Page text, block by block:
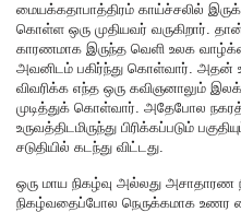
மையக்கதாபாத்திரம் காய்ச்சலில்
கொள்ள ஒரு முதியவர் வருகிறார்.
காரணமாக இருந்த வெளி உலக
அவனிடம் பகிர்ந்து கொள்வார். அதன்
விவரிக்க எந்த ஒரு கவிஞனாலும்
முடித்துக் கொள்வார். அதேபோல
உருவத்திடமிருந்து பிரிக்கப்படும்
சடுதியில் கடந்து விட்டது.
ஒரு மாய நிகழ்வு அல்லது
நிகழ்வதைப்போல நெருக்கமாக உணர